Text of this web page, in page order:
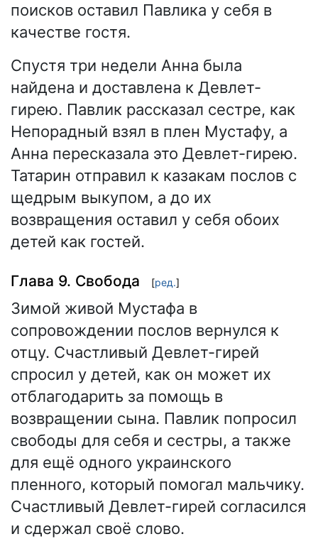
поисков оставил Павлика у себя в
качестве гостя.
Спустя три недели Анна была
найдена и доставлена к Девлет-
гирею. Павлик рассказал сестре, как
Непорадный взял в плен Мустафу, а
Анна пересказала это Девлет-гирею.
Татарин отправил к казакам послов с
щедрым выкупом, а до их
возвращения оставил у себя обоих
детей как гостей.
Глава 9. Свобода [ред.]
Зимой живой Мустафа в
сопровождении послов вернулся к
отцу. Счастливый Девлет-гирей
спросил у детей, как он может их
отблагодарить за помощь в
возвращении сына. Павлик попросил
свободы для себя и сестры, а также
для ещё одного украинского
пленного, который помогал мальчику.
Счастливый Девлет-гирей согласился
и сдержал своё слово.